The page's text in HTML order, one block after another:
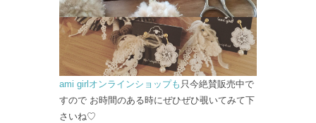
ami girlオンラインショップも 只今絶賛販売中で
すので お時間のある時にぜひぜひ覗いてみて下
さいね♡